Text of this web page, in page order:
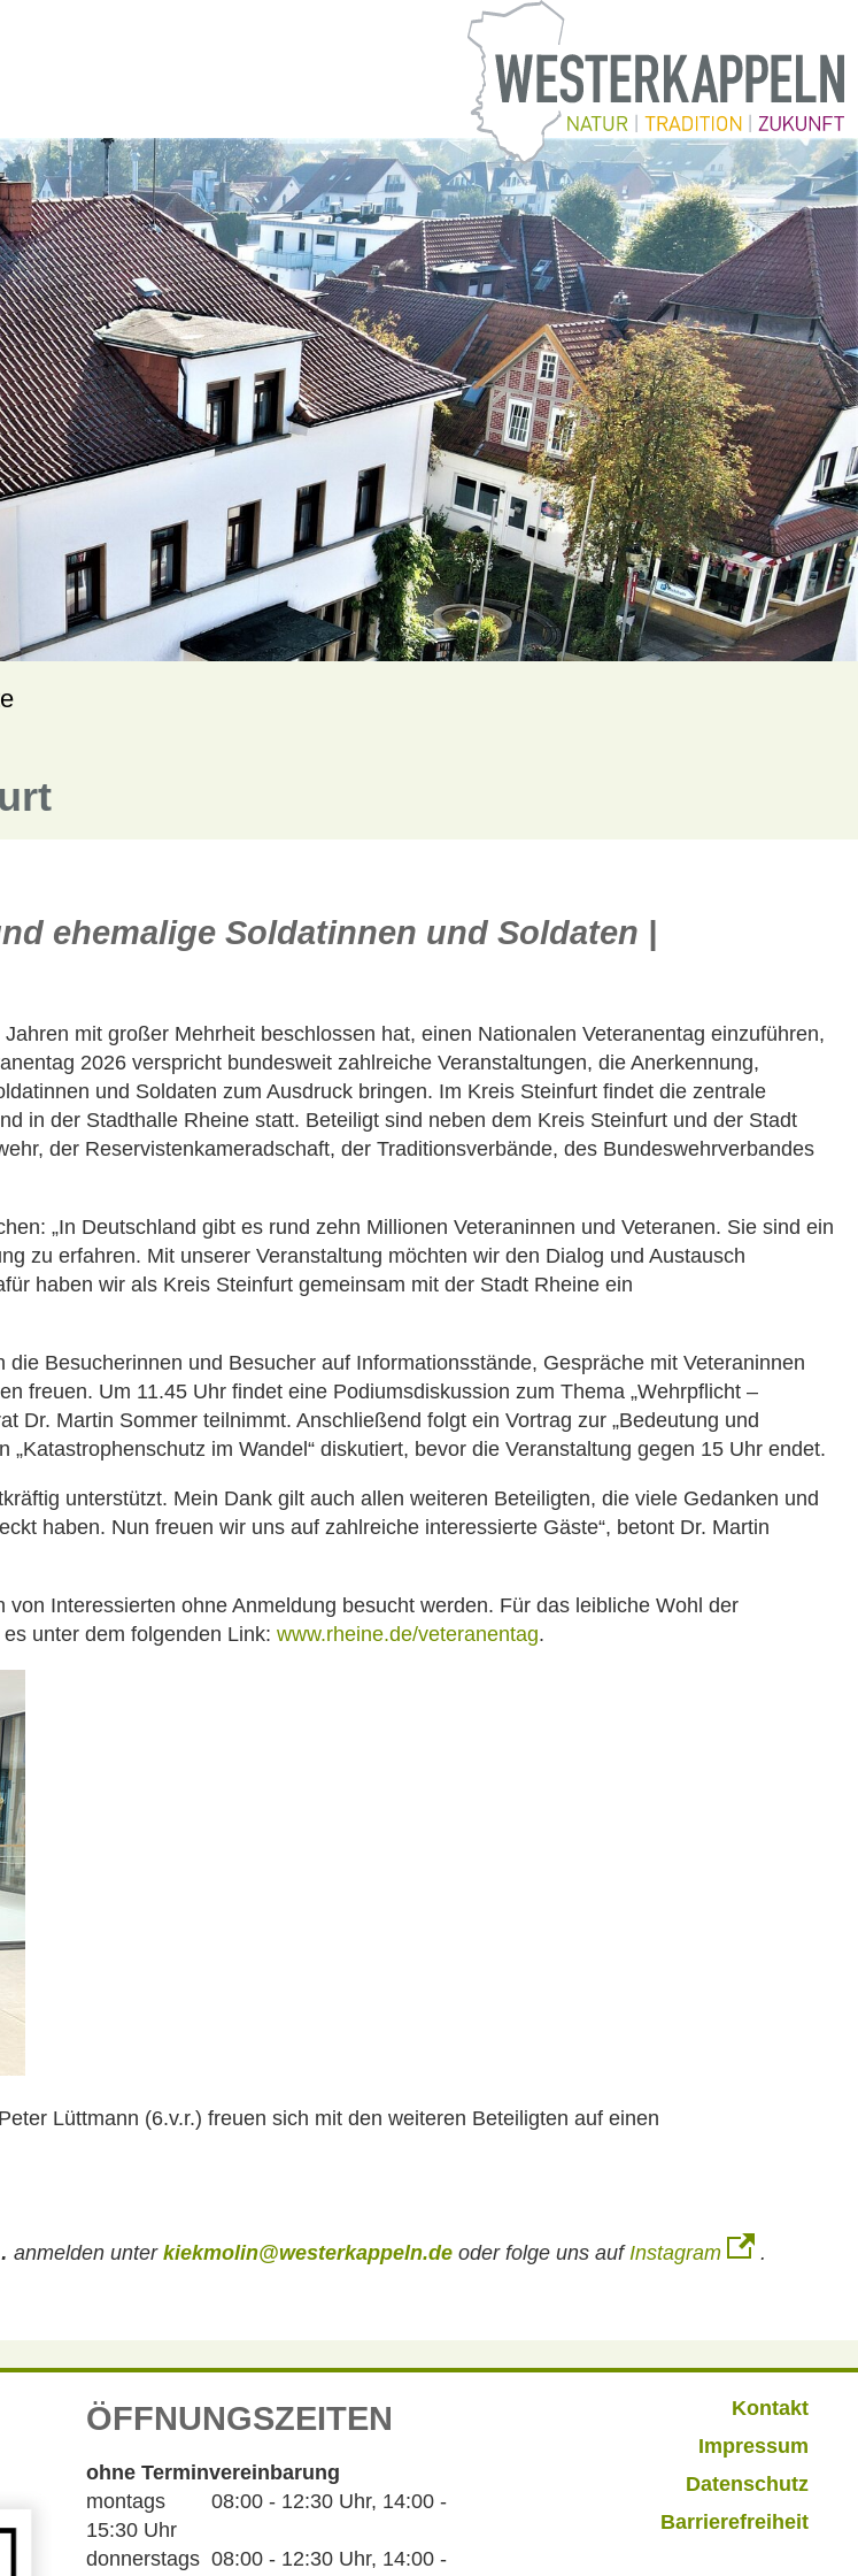
ehemalige Soldatinnen und Soldaten |
mit großer Mehrheit beschlossen hat, einen Nationalen Veteranentag einzuführen,
2026 verspricht bundesweit zahlreiche Veranstaltungen, die Anerkennung,
und Soldaten zum Ausdruck bringen. Im Kreis Steinfurt findet die zentrale
in der Stadthalle Rheine statt. Beteiligt sind neben dem Kreis Steinfurt und der Stadt
der Reservistenkameradschaft, der Traditionsverbände, des Bundeswehrverbandes
„In Deutschland gibt es rund zehn Millionen Veteraninnen und Veteranen. Sie sind ein
zu erfahren. Mit unserer Veranstaltung möchten wir den Dialog und Austausch
haben wir als Kreis Steinfurt gemeinsam mit der Stadt Rheine ein
Besucherinnen und Besucher auf Informationsstände, Gespräche mit Veteraninnen
freuen. Um 11.45 Uhr findet eine Podiumsdiskussion zum Thema „Wehrpflicht –
Dr. Martin Sommer teilnimmt. Anschließend folgt ein Vortrag zur „Bedeutung und
im Wandel“ diskutiert, bevor die Veranstaltung gegen 15 Uhr endet.
unterstützt. Mein Dank gilt auch allen weiteren Beteiligten, die viele Gedanken und
haben. Nun freuen wir uns auf zahlreiche interessierte Gäste“, betont Dr. Martin
Interessierten ohne Anmeldung besucht werden. Für das leibliche Wohl der
unter dem folgenden Link: www.rheine.de/veteranentag.
Lüttmann (6.v.r.) freuen sich mit den weiteren Beteiligten auf einen
anmelden unter kiekmolin@westerkappeln.de oder folge uns aufInstagram .
ÖFFNUNGSZEITEN
ohne Terminvereinbarung
montags 08:00 - 12:30 Uhr, 14:00 -
15:30 Uhr
donnerstags 08:00 - 12:30 Uhr, 14:00 -
Kontakt
Impressum
Datenschutz
Barrierefreiheit